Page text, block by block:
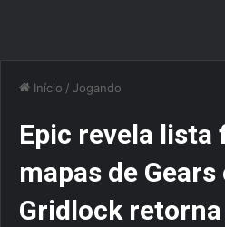
Início / Jogando
Epic revela lista
mapas de
Gridlock